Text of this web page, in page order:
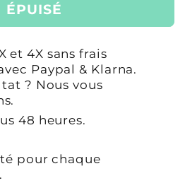
ÉPUISÉ
et 4X sans frais
Paypal & Klarna.
? Nous vous
48 heures.
pour chaque